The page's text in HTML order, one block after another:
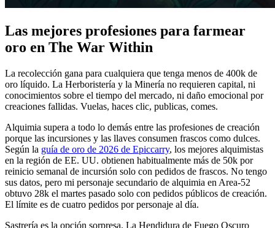
Las mejores profesiones para farmear
oro en The War Within
La recolección gana para cualquiera que tenga menos de 400k de
oro líquido. La Herboristería y la Minería no requieren capital, ni
conocimientos sobre el tiempo del mercado, ni daño emocional por
creaciones fallidas. Vuelas, haces clic, publicas, comes.
Alquimia supera a todo lo demás entre las profesiones de creación
porque las incursiones y las llaves consumen frascos como dulces.
Según la guía de oro de 2026 de Epiccarry, los mejores alquimistas
en la región de EE. UU. obtienen habitualmente más de 50k por
reinicio semanal de incursión solo con pedidos de frascos. No tengo
sus datos, pero mi personaje secundario de alquimia en Area-52
obtuvo 28k el martes pasado solo con pedidos públicos de creación.
El límite es de cuatro pedidos por personaje al día.
Sastrería es la opción sorpresa. La Hendidura de Fuego Oscuro